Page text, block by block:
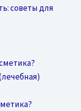
советы для